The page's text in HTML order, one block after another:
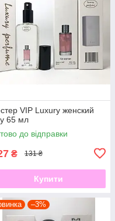
VIP Luxury женский
65 мл
до відправки
₴ 131 ₴
Купити
–3%